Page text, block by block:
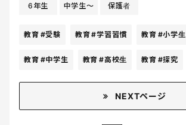
6年生 中学生〜 保護者
教育 #受験 教育#学習習慣 教育 #小学生
教育 #中学生 教育 #高校生 教育 #探究
NEXTページ